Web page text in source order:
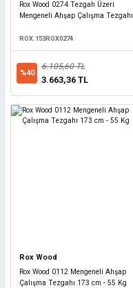
Rox Wood 0274 Tezgah Üzeri
Mengeneli Ahşap Çalışma Tezgahı
ROX.153ROX0274
%40
6.105,60 TL
3.663,36 TL
Rox Wood
Rox Wood 0112 Mengeneli Ahşap
Çalışma Tezgahı 173 cm - 55 Kg